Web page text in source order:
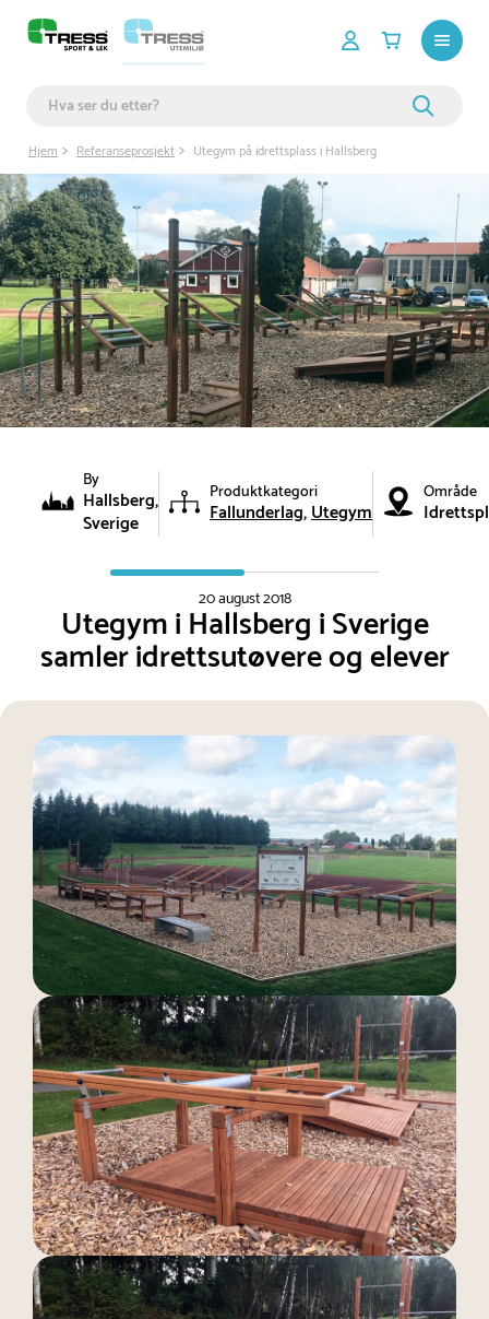
Hjem Referanseprosjekt Utegym på idrettsplass i Hallsberg
By
Hallsberg,
Sverige
Produktkategori
Fallunderlag Utegym
Område
20 august 2018
Utegym i Hallsberg i Sverige
samler idrettsutøvere og elever